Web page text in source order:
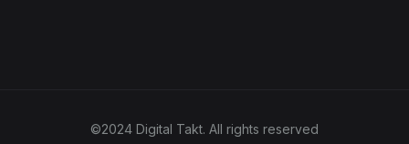
©2024 Digital Takt. All rights reserved